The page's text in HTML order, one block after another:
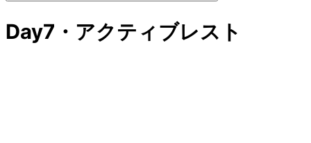
Day7・アクティブレスト